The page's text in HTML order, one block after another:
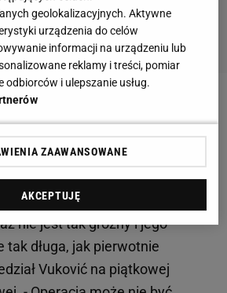
mniej za Carlitosa!
które przechodzi Cafu, dają
nie jest tak groźny i jego
tak długa, jak pierwotnie
Vuković na piątkowej
geolokalizacyjnych. Aktywne
urządzenia do celów
informacji na urządzeniu lub
reklamy i treści, pomiar
odbiorców i ulepszanie usług.
ZAAWANSOWANE
AKCEPTUJĘ